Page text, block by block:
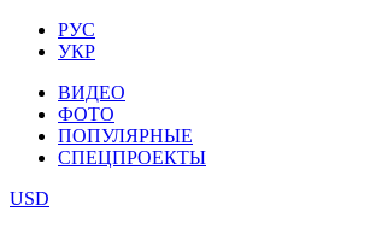
РУС
УКР
ВИДЕО
ФОТО
ПОПУЛЯРНЫЕ
СПЕЦПРОЕКТЫ
USD